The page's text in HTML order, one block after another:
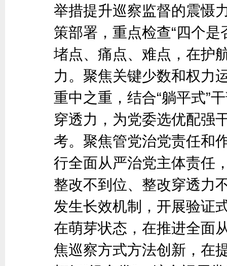
举措提升巡察监督的震慑
策部署，重点检查“四个
堵点、痛点、难点，在护
力。聚焦关键少数和权力
重中之重，结合“躺平式”
穿透力，为党委选优配强
考。聚焦管党治党责任和
行全面从严治党主体责任
整改不到位、整改穿透力
发生长效机制，开展验证
在萌芽状态，在推进全面
焦巡察方式方法创新，在